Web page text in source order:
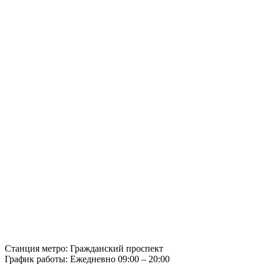
Станция метро: Гражданский проспект
График работы: Ежедневно 09:00 – 20:00